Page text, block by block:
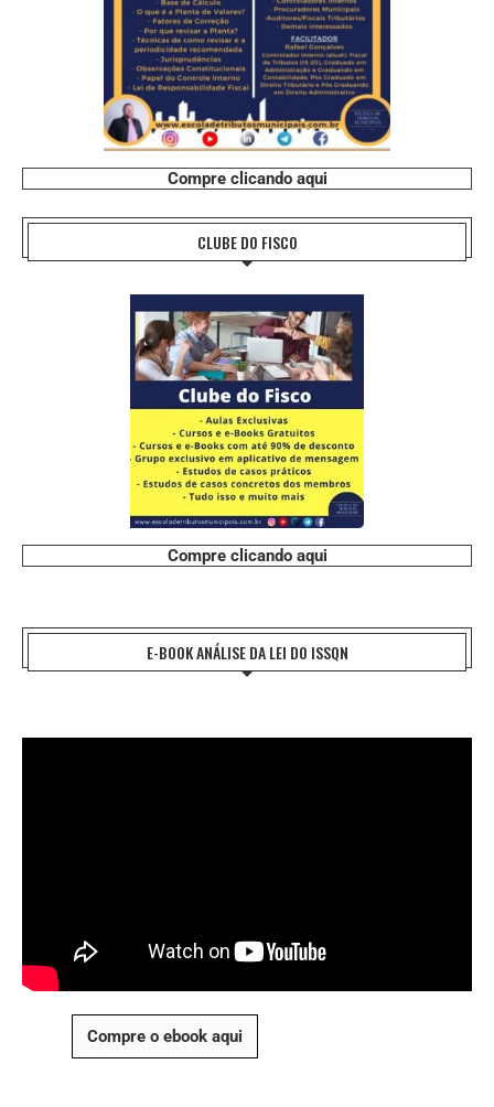
Compre clicando aqui
CLUBE DO FISCO
Compre clicando aqui
E-BOOK ANÁLISE DA LEI DO ISSQN
Compre o ebook aqui